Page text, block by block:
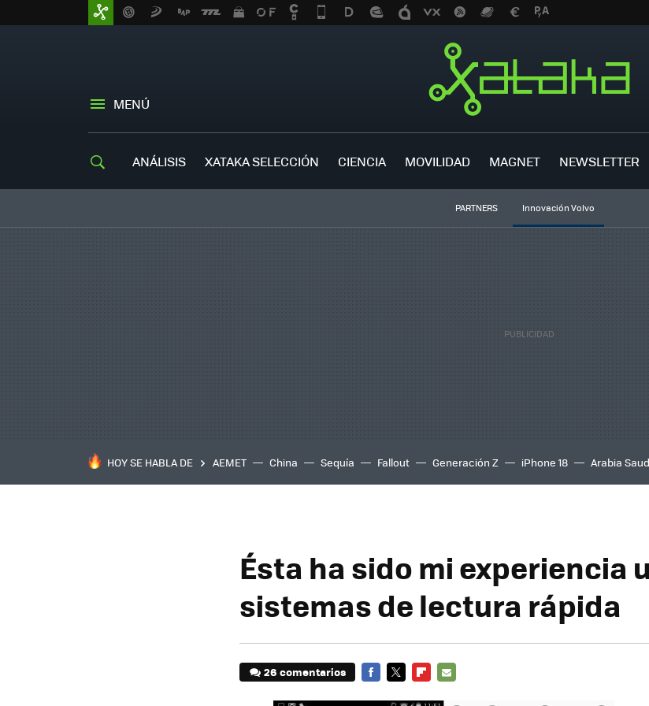
MENÚ
ANÁLISIS XATAKA SELECCIÓN CIENCIA MOVILIDAD MAGNET NEWSLETTER
PARTNERS Innovación Volvo
HOY SE HABLA DE AEMET China Sequía Fallout Generación Z iPhone 18 Arabia
Ésta ha sido mi experiencia
sistemas de lectura rápida
26 comentarios